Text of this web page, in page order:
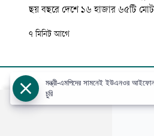
ছয় বছরে দেশে ১৬ হাজার ৬৫টি
১৪৩ জন আহত হয়েছেন। আজ
দুর্ঘটনা বিষয়ক প্রতিবেদনে এ তথ্য
৭ মিনিট আগে
আজকের পত্রিকা বিজ্ঞাপন
মন্ত্রী-এমপিদের সামনেই ইউএনওর
চুরি